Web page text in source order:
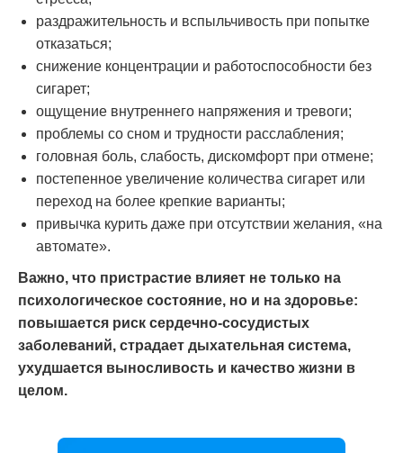
раздражительность и вспыльчивость при попытке
отказаться;
снижение концентрации и работоспособности без
сигарет;
ощущение внутреннего напряжения и тревоги;
проблемы со сном и трудности расслабления;
головная боль, слабость, дискомфорт при отмене;
постепенное увеличение количества сигарет или
переход на более крепкие варианты;
привычка курить даже при отсутствии желания, «на
автомате».
Важно, что пристрастие влияет не только на
психологическое состояние, но и на здоровье:
повышается риск сердечно-сосудистых
заболеваний, страдает дыхательная система,
ухудшается выносливость и качество жизни в
целом.